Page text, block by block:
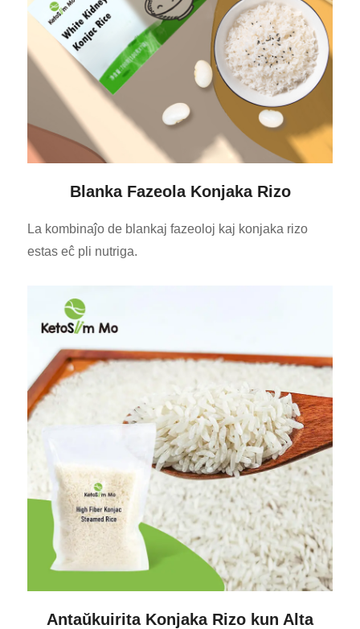
Blanka Fazeola Konjaka Rizo
La kombinaĵo de blankaj fazeoloj kaj konjaka rizo
estas eĉ pli nutriga.
Antaŭkuirita Konjaka Rizo kun Alta